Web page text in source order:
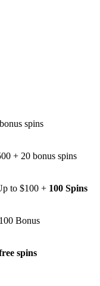
spins
+ 20 bonus spins
to $100 + 100 Spins
Bonus
spins